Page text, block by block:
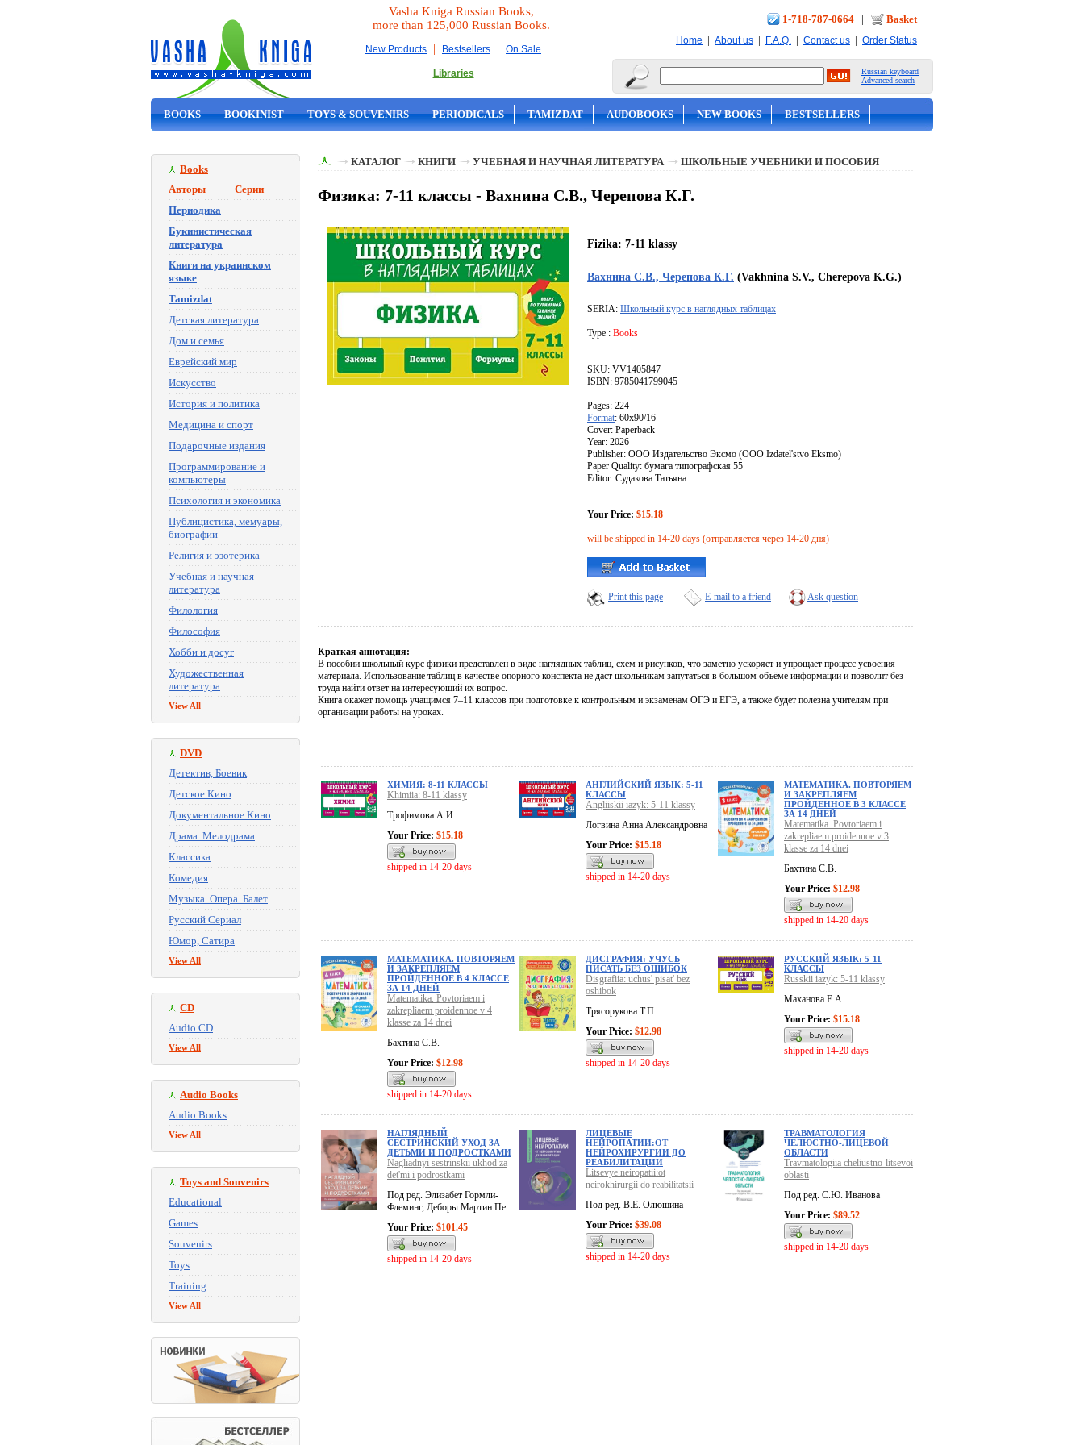
Vasha Kniga Russian Books,
more than 125,000 Russian Books.
New Products | Bestsellers | On Sale
Libraries
1-718-787-0664 | Basket
Home | About us | F.A.Q. | Contact us | Order Status
Russian keyboard
Advanced search
BOOKS BOOKINIST TOYS & SOUVENIRS PERIODICALS TAMIZDAT AUDOBOOKS NEW BOOKS BESTSELLERS
Books
Авторы
Серии
Периодика
Букинистическая
литература
Книги на украинском
языке
Tamizdat
Детская литература
Дом и семья
Еврейский мир
Искусство
История и политика
Медицина и спорт
Подарочные издания
Программирование и
компьютеры
Психология и экономика
Публицистика, мемуары,
биографии
Религия и эзотерика
Учебная и научная
литература
Филология
Философия
Хобби и досуг
Художественная
литература
View All
DVD
Детектив, Боевик
Детское Кино
Документальное Кино
Драма. Мелодрама
Классика
Комедия
Музыка. Опера. Балет
Русский Сериал
Юмор, Сатира
View All
CD
Audio CD
View All
Audio Books
Audio Books
View All
Toys and Souvenirs
Educational
Games
Souvenirs
Toys
Training
View All
КАТАЛОГ КНИГИ УЧЕБНАЯ И НАУЧНАЯ ЛИТЕРАТУРА ШКОЛЬНЫЕ УЧЕБНИКИ И ПОСОБИЯ
Физика: 7-11 классы - Вахнина С.В., Черепова К.Г.
Fizika: 7-11 klassy
Вахнина С.В., Черепова К.Г. (Vakhnina S.V., Cherepova K.G.)
SERIA: Школьный курс в наглядных таблицах
Type : Books
SKU: VV1405847
ISBN: 9785041799045
Pages: 224
Format: 60x90/16
Cover: Paperback
Year: 2026
Publisher: ООО Издательство Эксмо (OOO Izdatel'stvo Eksmo)
Paper Quality: бумага типографская 55
Editor: Судакова Татьяна
Your Price: $15.18
will be shipped in 14-20 days (отправляется через 14-20 дня)
Print this page E-mail to a friend Ask question
Краткая аннотация:
В пособии школьный курс физики представлен в виде наглядных таблиц, схем и рисунков, что заметно ускоряет и упрощает процесс усвоения
материала. Использование таблиц в качестве опорного конспекта не даст школьникам запутаться в большом объёме информации и позволит без
труда найти ответ на интересующий их вопрос.
Книга окажет помощь учащимся 7–11 классов при подготовке к контрольным и экзаменам ОГЭ и ЕГЭ, а также будет полезна учителям при
организации работы на уроках.
ХИМИЯ: 8-11 КЛАССЫ
Khimiia: 8-11 klassy
Трофимова А.И.
Your Price: $15.18
shipped in 14-20 days
АНГЛИЙСКИЙ ЯЗЫК: 5-11
КЛАССЫ
Angliiskii iazyk: 5-11 klassy
Логвина Анна Александровна
Your Price: $15.18
shipped in 14-20 days
МАТЕМАТИКА. ПОВТОРЯЕМ
И ЗАКРЕПЛЯЕМ
ПРОЙДЕННОЕ В 3 КЛАССЕ
ЗА 14 ДНЕЙ
Matematika. Povtoriaem i
zakrepliaem proidennoe v 3
klasse za 14 dnei
Бахтина С.В.
Your Price: $12.98
shipped in 14-20 days
МАТЕМАТИКА. ПОВТОРЯЕМ
И ЗАКРЕПЛЯЕМ
ПРОЙДЕННОЕ В 4 КЛАССЕ
ЗА 14 ДНЕЙ
Matematika. Povtoriaem i
zakrepliaem proidennoe v 4
klasse za 14 dnei
Бахтина С.В.
Your Price: $12.98
shipped in 14-20 days
ДИСГРАФИЯ: УЧУСЬ
ПИСАТЬ БЕЗ ОШИБОК
Disgrafiia: uchus' pisat' bez
oshibok
Трясорукова Т.П.
Your Price: $12.98
shipped in 14-20 days
РУССКИЙ ЯЗЫК: 5-11
КЛАССЫ
Russkii iazyk: 5-11 klassy
Маханова Е.А.
Your Price: $15.18
shipped in 14-20 days
НАГЛЯДНЫЙ
СЕСТРИНСКИЙ УХОД ЗА
ДЕТЬМИ И ПОДРОСТКАМИ
Nagliadnyi sestrinskii ukhod za
det'mi i podrostkami
Под ред. Элизабет Гормли-
Флеминг, Деборы Мартин Пе
Your Price: $101.45
shipped in 14-20 days
ЛИЦЕВЫЕ
НЕЙРОПАТИИ:ОТ
НЕЙРОХИРУРГИИ ДО
РЕАБИЛИТАЦИИ
Litsevye neiropatii:ot
neirokhirurgii do reabilitatsii
Под ред. В.Е. Олюшина
Your Price: $39.08
shipped in 14-20 days
ТРАВМАТОЛОГИЯ
ЧЕЛЮСТНО-ЛИЦЕВОЙ
ОБЛАСТИ
Travmatologiia cheliustno-litsevoi
oblasti
Под ред. С.Ю. Иванова
Your Price: $89.52
shipped in 14-20 days